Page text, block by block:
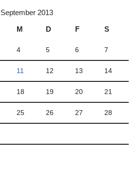
September 2013
M D F S
4 5 6 7
11 12 13 14
18 19 20 21
25 26 27 28